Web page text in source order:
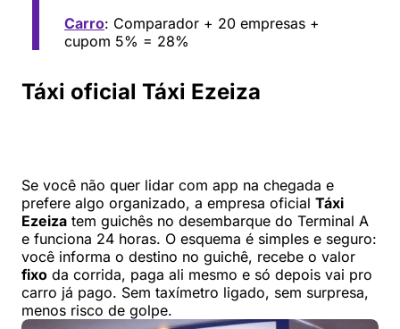
Carro: Comparador + 20 empresas +
cupom 5% = 28%
Táxi oficial Táxi Ezeiza
Se você não quer lidar com app na chegada e
prefere algo organizado, a empresa oficial Táxi
Ezeiza tem guichês no desembarque do Terminal A
e funciona 24 horas. O esquema é simples e seguro:
você informa o destino no guichê, recebe o valor
fixo da corrida, paga ali mesmo e só depois vai pro
carro já pago. Sem taxímetro ligado, sem surpresa,
menos risco de golpe.